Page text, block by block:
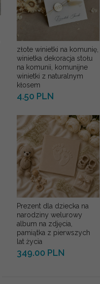
złote winietki na komunię,
winietka dekoracja stołu
na komunii, komunijne
winietki z naturalnym
kłosem
4.50 PLN
Prezent dla dziecka na
narodziny welurowy
album na zdjęcia,
pamiątka z pierwszych
lat życia
349.00 PLN